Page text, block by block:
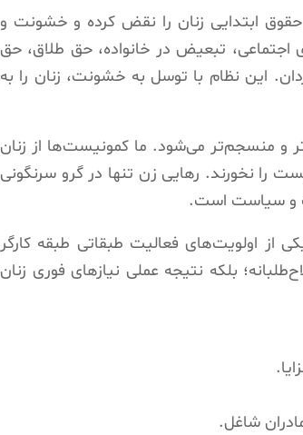
حقوق ابتدایی زنان را نقض کرده و خشونت و
تبعیض در خانواده، حق طلاق، حق
این نظام با توسل به خشونت، زنان را به
و منسجم‌تر می‌شود. ما کمونیست‌ها از زنان
را نخورند. رهایی زن تنها در گرو سرنگونی
و سیاست است.
از اولویت‌های فعالیت طبقاتی طبقه کارگر
بلکه نتیجه عملی نیازهای فوری زنان
شاغل.